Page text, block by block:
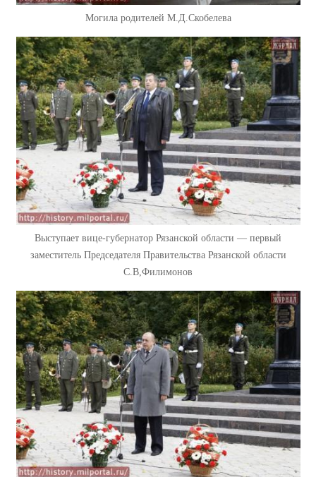
Могила родителей М.Д.Скобелева
Выступает вице-губернатор Рязанской области — первый
заместитель Председателя Правительства Рязанской области
С.В,Филимонов